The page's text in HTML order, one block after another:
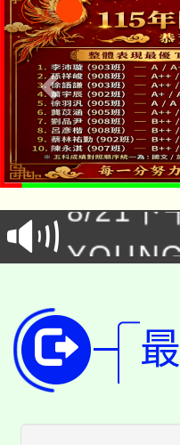
「本色
場熱烈
8/21下
徵才活
開!
115年
田徑場
桃園市
視費優
大園自